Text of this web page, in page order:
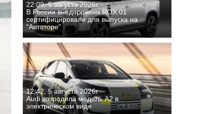
22:09, 5 августа 2026г.
В России внедорожник ROX 01
сертифицировали для выпуска на
"Автоторе"
12:42, 5 августа 2026г.
Audi возродила модель A2 в
электрическом виде